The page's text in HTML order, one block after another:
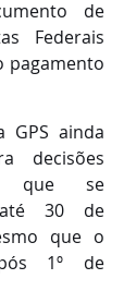
de
pagamento
GPS ainda
decisões
que se
até 30 de
que o
1º de